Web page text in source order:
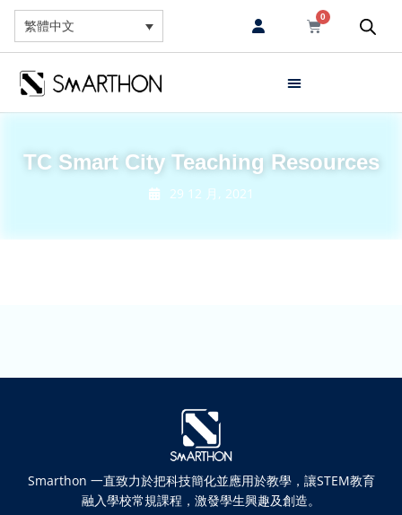
繁體中文
0
TC Smart City Teaching Resources
29 12 月, 2021
Smarthon 一直致力於把科技簡化並應用於教學，讓STEM教育
融入學校常規課程，激發學生興趣及創造。